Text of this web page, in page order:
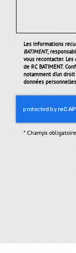
Les informations
BATIMENT,
vous recontacter.
de RC BATIMENT.
notamment d'un
données
*Champs